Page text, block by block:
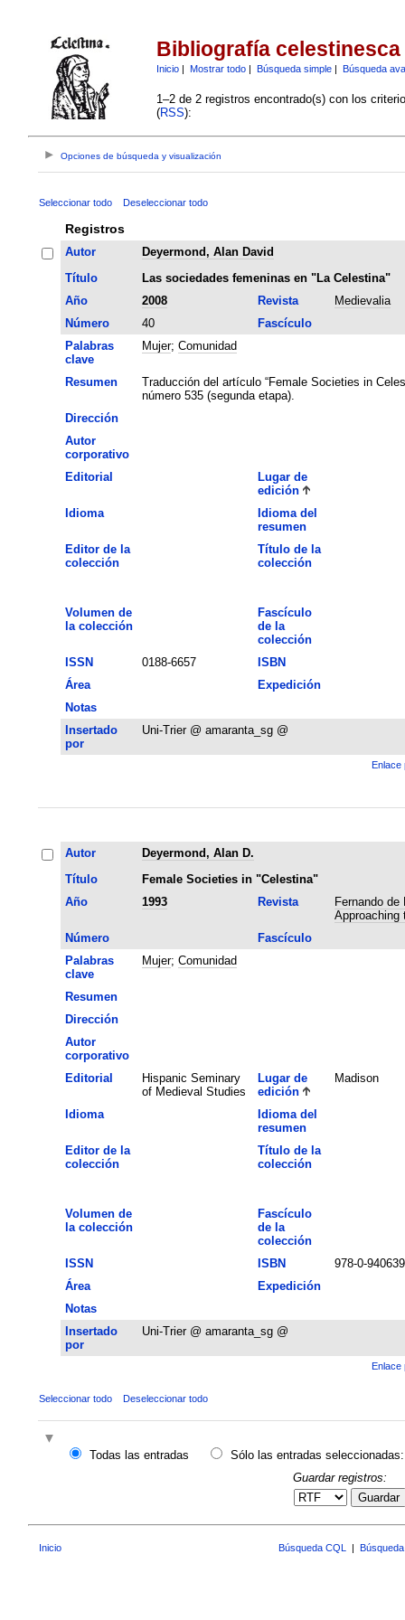
Bibliografía celestinesca
Inicio| Mostrar todo| Búsqueda simple| Búsqueda
1–2 de 2 registros encontrado(s) con los
(RSS):
Opciones de búsqueda y visualización
Seleccionar todo Deseleccionar todo
Registros
Autor
Deyermond, Alan David
Título
Las sociedades femeninas en "La Celestina"
Año
2008 Revista
Medievalia
Número
40
Fascículo
Palabras
clave
Mujer; Comunidad
Resumen
Traducción del artículo “Female Societies in
número 535 (segunda etapa).
Dirección
Autor
corporativo
Editorial
Lugar de
edición
Idioma
Idioma del
resumen
Editor de la
colección
Título de la
colección
Volumen de
la colección
Fascículo
de la
colección
ISSN
0188-6657
ISBN
Área
Expedición
Notas
Insertado
por
Uni-Trier @ amaranta_sg @
Enlace
Autor
Deyermond, Alan D.
Título
Female Societies in "Celestina"
Año
1993 Revista
Fernando
Approaching
Número
Fascículo
Palabras
clave
Mujer; Comunidad
Resumen
Dirección
Autor
corporativo
Editorial
Hispanic Seminary
of Medieval Studies
Lugar de
edición
Madison
Idioma
Idioma del
resumen
Editor de la
colección
Título de la
colección
Volumen de
la colección
Fascículo
de la
colección
ISSN
ISBN
978-0-
Área
Expedición
Notas
Insertado
por
Uni-Trier @ amaranta_sg @
Enlace
Seleccionar todo Deseleccionar todo
Todas las entradas
Sólo las entradas seleccionadas:
Guardar registros:
Guardar
Inicio Búsqueda CQL